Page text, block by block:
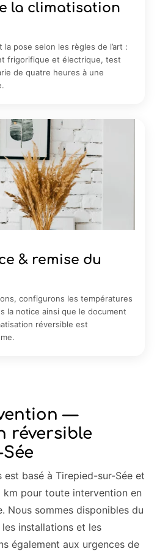
la climatisation
pose selon les règles de l’art :
frigorifique et électrique, test
de quatre heures à une
& remise du
configurons les températures
la notice ainsi que le document
réversible est
—
réversible
est basé à Tirepied-sur-Sée et
pour toute intervention en
Nous sommes disponibles du
installations et les
également aux urgences de